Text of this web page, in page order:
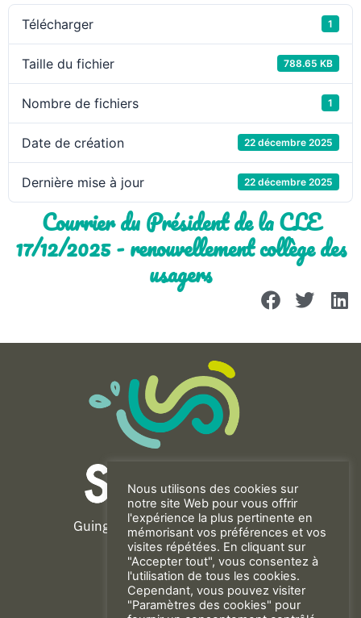
Télécharger 1
Taille du fichier 788.65 KB
Nombre de fichiers 1
Date de création 22 décembre 2025
Dernière mise à jour 22 décembre 2025
Courrier du Président de la CLE
17/12/2025 - renouvellement collège des
usagers
Guingamp-Paimpol Agglomération
11 rue de la Trinité
22200 GUINGAMP
02 96 40 23 82
Nous utilisons des cookies sur
notre site Web pour vous offrir
l'expérience la plus pertinente en
mémorisant vos préférences et vos
visites répétées. En cliquant sur
"Accepter tout", vous consentez à
l'utilisation de tous les cookies.
Cependant, vous pouvez visiter
"Paramètres des cookies" pour